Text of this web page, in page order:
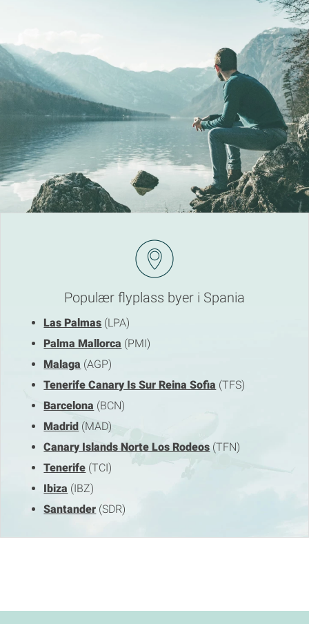
Populær flyplass byer i Spania
Las Palmas (LPA)
Palma Mallorca (PMI)
Malaga (AGP)
Tenerife Canary Is Sur Reina Sofia (TFS)
Barcelona (BCN)
Madrid (MAD)
Canary Islands Norte Los Rodeos (TFN)
Tenerife (TCI)
Ibiza (IBZ)
Santander (SDR)